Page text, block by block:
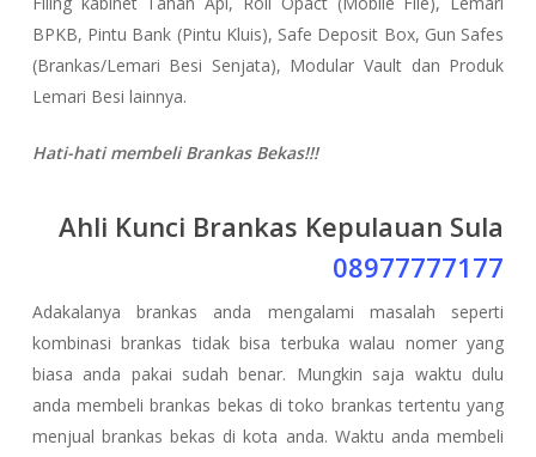
BPKB, Pintu Bank (Pintu Kluis), Safe Deposit Box, Gun Safes
(Brankas/Lemari Besi Senjata), Modular Vault dan Produk
Lemari Besi lainnya.
Hati-hati membeli Brankas Bekas!!!
Ahli Kunci Brankas Kepulauan Sula
08977777177
Adakalanya brankas anda mengalami masalah seperti
kombinasi brankas tidak bisa terbuka walau nomer yang
biasa anda pakai sudah benar. Mungkin saja waktu dulu
anda membeli brankas bekas di toko brankas tertentu yang
menjual brankas bekas di kota anda. Waktu anda membeli